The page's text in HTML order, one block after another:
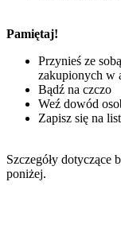
Pamiętaj!
Przynieś ze
zakupionych w
Bądź na czczo
Weź dowód
Zapisz się na
Szczegóły dotyczące
poniżej.